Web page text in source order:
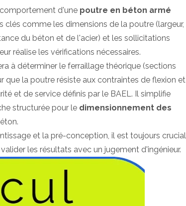
d'une poutre en béton armé
clés comme les dimensions de la poutre (largeur,
du béton et de l'acier) et les sollicitations
réalise les vérifications nécessaires.
à déterminer le ferraillage théorique (sections
que la poutre résiste aux contraintes de flexion et
et de service définis par le BAEL. Il simplifie
structurée pour le dimensionnement des
et la pré-conception, il est toujours crucial
les résultats avec un jugement d'ingénieur.